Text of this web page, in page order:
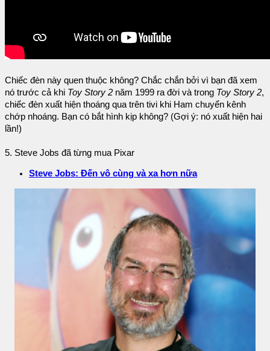
Chiếc đèn này quen thuộc không? Chắc chắn bởi vì bạn đã xem
nó trước cả khi Toy Story 2 năm 1999 ra đời và trong Toy Story 2,
chiếc đèn xuất hiện thoáng qua trên tivi khi Ham chuyển kênh
chớp nhoáng. Bạn có bắt hình kịp không? (Gợi ý: nó xuất hiện hai
lần!)
5. Steve Jobs đã từng mua Pixar
Steve Jobs: Đến vô cùng và xa hơn nữa